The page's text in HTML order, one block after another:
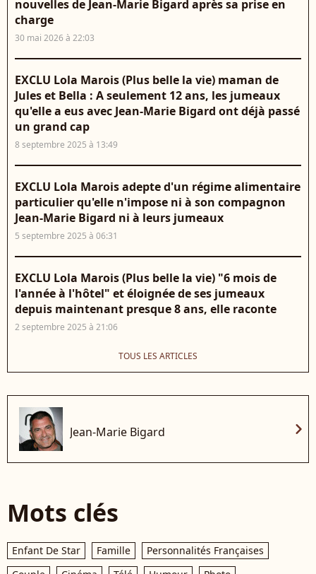
nouvelles de Jean-Marie Bigard après sa prise en
charge
30 mai 2026 à 22:03
EXCLU Lola Marois (Plus belle la vie) maman de
Jules et Bella : A seulement 12 ans, les jumeaux
qu'elle a eus avec Jean-Marie Bigard ont déjà passé
un grand cap
8 septembre 2025 à 13:49
EXCLU Lola Marois adepte d'un régime alimentaire
particulier qu'elle n'impose ni à son compagnon
Jean-Marie Bigard ni à leurs jumeaux
5 septembre 2025 à 06:31
EXCLU Lola Marois (Plus belle la vie) "6 mois de
l'année à l'hôtel" et éloignée de ses jumeaux
depuis maintenant presque 8 ans, elle raconte
2 septembre 2025 à 21:06
TOUS LES ARTICLES
Jean-Marie Bigard chevron_right
Mots clés
Enfant De Star Famille
Personnalités Françaises